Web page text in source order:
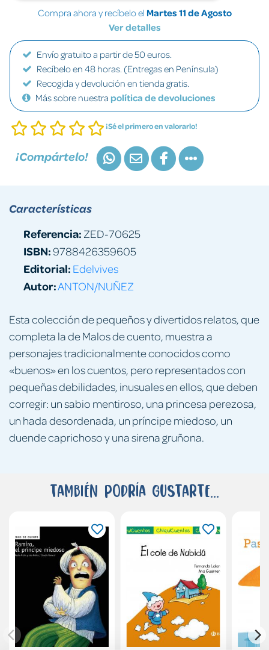
Compra ahora y recíbelo el Martes 11 de Agosto
Ver detalles
Envío gratuito a partir de 50 euros.
Recíbelo en 48 horas. (Entregas en Península)
Recogida y devolución en tienda gratis.
Más sobre nuestra política de devoluciones
¡Sé el primero en valorarlo!
¡Compártelo!
Esta colección de pequeños y divertidos relatos, que
completa la de Malos de cuento, muestra a
personajes tradicionalmente conocidos como
«buenos» en los cuentos, pero representados con
pequeñas debilidades, inusuales en ellos, que deben
corregir: un sabio mentiroso, una princesa perezosa,
un hada desordenada, un príncipe miedoso, un
duende caprichoso y una sirena gruñona.
Características
Referencia: ZED-70625
ISBN:9788426359605
Editorial: Edelvives
Autor:ANTON/NUÑEZ
También podría gustarte...